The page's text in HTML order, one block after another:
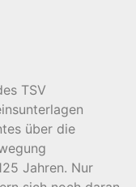
TSV
über die
Jahren. Nur